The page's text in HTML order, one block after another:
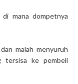
di mana dompetnya
malah menyuruh
tersisa ke pembeli